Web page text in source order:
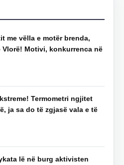
me vëlla e motër brenda,
Motivi, konkurrenca në
Termometri ngjitet
ja sa do të zgjasë vala e të
lë në burg aktivisten